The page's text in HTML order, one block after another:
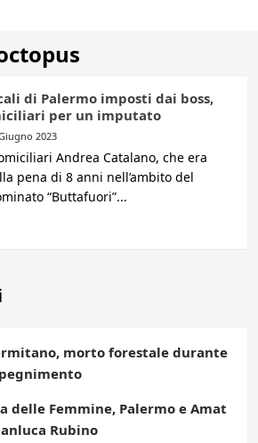
di Palermo imposti dai boss,
per un imputato
2023
Andrea Catalano, che era
pena di 8 anni nell’ambito del
“Buttafuori”...
morto forestale durante
delle Femmine, Palermo e Amat
Rubino